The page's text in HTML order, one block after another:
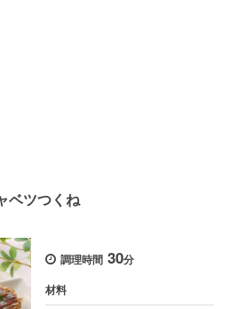
ベツつくね
調理時間 30分
材料